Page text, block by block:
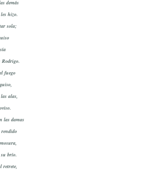
demás
hizo.
sola;
Rodrigo.
fuego
alas,
las damas
rendido
brío.
retrete,